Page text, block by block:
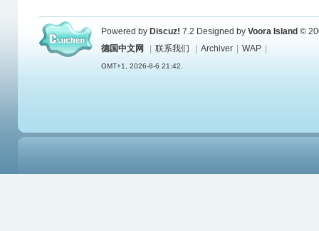
Powered by Discuz! 7.2 Designed by Voora Island ©
德国中文网
联系我们 Archiver WAP
GMT+1, 2026-8-6 21:42.